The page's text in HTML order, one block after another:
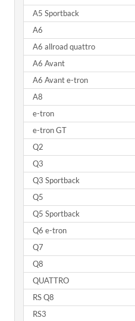
A5 Sportback
A6
A6 allroad quattro
A6 Avant
A6 Avant e-tron
A8
e-tron
e-tron GT
Q2
Q3
Q3 Sportback
Q5
Q5 Sportback
Q6 e-tron
Q7
Q8
QUATTRO
RS Q8
RS3